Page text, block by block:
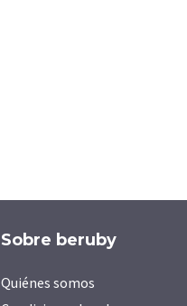
Sobre beruby
Quiénes somos